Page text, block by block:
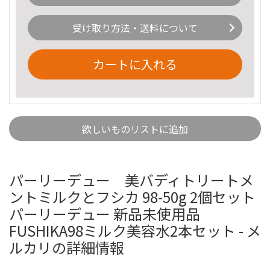
受け取り方法・送料について
カートに入れる
欲しいものリストに追加
パーリーデュー 美バディトリートメ
ントミルクとフシカ 98-50g 2個セット
パーリーデュー 新品未使用品
FUSHIKA98ミルク美容水2本セット - メ
ルカリの詳細情報